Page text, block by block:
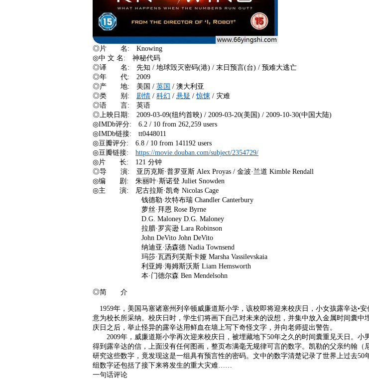
◎片 名: Knowing
◎中 文 名: 神秘代码
◎译 名: 先知 / 地球毁灭密码(港) / 末日预言(台) / 预难大逃亡
◎年 代: 2009
◎产 地: 美国 / 英国 / 澳大利亚
◎类 别: 剧情 / 科幻 / 悬疑 /惊悚 / 灾难
◎语 言: 英语
◎上映日期: 2009-03-09(纽约首映) / 2009-03-20(美国) / 2009-10-30(中国大陆)
◎IMDb评分: 6.2 / 10 from 262,259 users
◎IMDb链接: tt0448011
◎豆瓣评分: 6.8 / 10 from 141192 users
◎豆瓣链接: https://movie.douban.com/subject/2354729/
◎片 长: 121 分钟
◎导 演: 亚历克斯·普罗亚斯 Alex Proyas / 金波·兰道 Kimble Rendall
◎编 剧: 朱丽叶·斯诺登 Juliet Snowden
◎主 演: 尼古拉斯·凯奇 Nicolas Cage
钱德勒·坎特布瑞 Chandler Canterbury
萝丝·拜恩 Rose Byrne
D.G. Maloney D.G. Maloney
拉腊·罗宾逊 Lara Robinson
John DeVito John DeVito
纳迪亚·汤森德 Nadia Townsend
玛莎·瓦西列芙斯卡娅 Marsha Vassilevskaia
利亚姆·海姆斯沃斯 Liam Hemsworth
本·门德尔森 Ben Mendelsohn
◎简 介
1959年，美国马塞诸塞州列辛顿威廉道斯小学，该校即将迎来校庆日，小女孩露辛达•安
意为校长所采纳。校庆日时，学生们将画下自己对未来的设想，并集中放入金属时间囊中
庆日之后，举止怪异的露辛达用鲜血在墙上写下奇怪文字，并向老师提出警告。
2009年，威廉道斯小学再次迎来校庆日，被埋藏地下50年之久的时间囊重见天日。小男
得到露辛达的信，上面没有任何图画，整页布满毫无规律可言的数字。凯勒的父亲约翰（
研究这些数字，竟发现这是一组具有预言性的密码。文中的数字清楚记录了世界上过去50
组数字还包括了接下来将发生的重大灾难……
一句话评论